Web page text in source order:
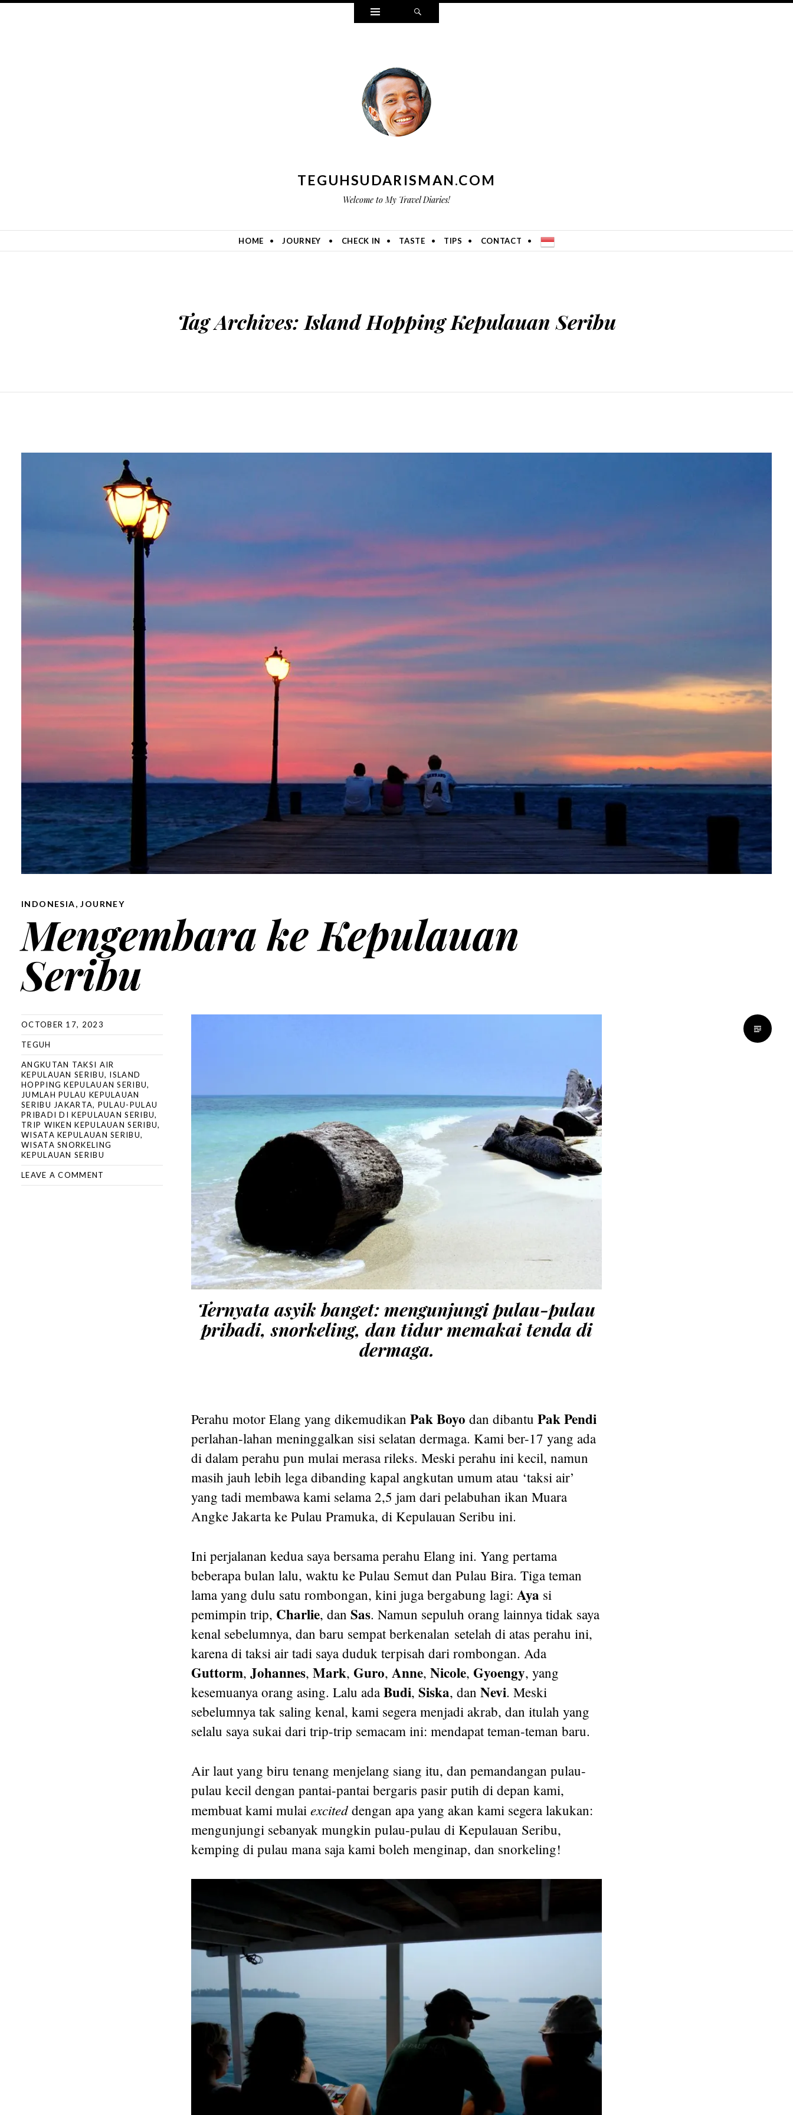
Widgets
TEGUHSUDARISMAN.COM
Welcome to My Travel Diaries!
HOME JOURNEY CHECK IN TASTE TIPS CONTACT
Tag Archives: Island Hopping Kepulauan Seribu
INDONESIA,JOURNEY
Mengembara ke Kepulauan
Seribu
OCTOBER 17, 2023
TEGUH
ANGKUTAN TAKSI AIR
KEPULAUAN SERIBU, ISLAND
HOPPING KEPULAUAN SERIBU,
JUMLAH PULAU KEPULAUAN
SERIBU JAKARTA, PULAU-PULAU
PRIBADI DI KEPULAUAN SERIBU,
TRIP WIKEN KEPULAUAN SERIBU,
WISATA KEPULAUAN SERIBU,
WISATA SNORKELING
KEPULAUAN SERIBU
LEAVE A COMMENT
Ternyata asyik banget: mengunjungi pulau-pulau
pribadi, snorkeling, dan tidur memakai tenda di
dermaga.
Perahu motor Elang yang dikemudikan Pak Boyo dan dibantu Pak Pendi
perlahan-lahan meninggalkan sisi selatan dermaga. Kami ber-17 yang ada
di dalam perahu pun mulai merasa rileks. Meski perahu ini kecil, namun
masih jauh lebih lega dibanding kapal angkutan umum atau ‘taksi air’
yang tadi membawa kami selama 2,5 jam dari pelabuhan ikan Muara
Angke Jakarta ke Pulau Pramuka, di Kepulauan Seribu ini.
Ini perjalanan kedua saya bersama perahu Elang ini. Yang pertama
beberapa bulan lalu, waktu ke Pulau Semut dan Pulau Bira. Tiga teman
lama yang dulu satu rombongan, kini juga bergabung lagi: Aya si
pemimpin trip, Charlie, dan Sas. Namun sepuluh orang lainnya tidak saya
kenal sebelumnya, dan baru sempat berkenalan setelah di atas perahu ini,
karena di taksi air tadi saya duduk terpisah dari rombongan. Ada
Guttorm, Johannes, Mark, Guro, Anne, Nicole, Gyoengy, yang
kesemuanya orang asing. Lalu adaBudi, Siska, dan Nevi. Meski
sebelumnya tak saling kenal, kami segera menjadi akrab, dan itulah yang
selalu saya sukai dari trip-trip semacam ini: mendapat teman-teman baru.
Air laut yang biru tenang menjelang siang itu, dan pemandangan pulau-
pulau kecil dengan pantai-pantai bergaris pasir putih di depan kami,
membuat kami mulai excited dengan apa yang akan kami segera lakukan:
mengunjungi sebanyak mungkin pulau-pulau di Kepulauan Seribu,
kemping di pulau mana saja kami boleh menginap, dan snorkeling!